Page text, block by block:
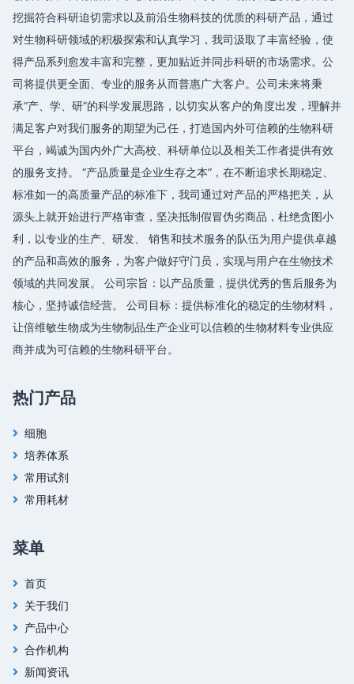
挖掘符合科研迫切需求以及前沿生物科技的优质的科研产品，通过
对生物科研领域的积极探索和认真学习，我司汲取了丰富经验，使
得产品系列愈发丰富和完整，更加贴近并同步科研的市场需求。公
司将提供更全面、专业的服务从而普惠广大客户。公司未来将秉
承“产、学、研”的科学发展思路，以切实从客户的角度出发，理解并
满足客户对我们服务的期望为己任，打造国内外可信赖的生物科研
平台，竭诚为国内外广大高校、科研单位以及相关工作者提供有效
的服务支持。 “产品质量是企业生存之本”，在不断追求长期稳定、
标准如一的高质量产品的标准下，我司通过对产品的严格把关，从
源头上就开始进行严格审查，坚决抵制假冒伪劣商品，杜绝贪图小
利，以专业的生产、研发、 销售和技术服务的队伍为用户提供卓越
的产品和高效的服务，为客户做好守门员，实现与用户在生物技术
领域的共同发展。 公司宗旨：以产品质量，提供优秀的售后服务为
核心，坚持诚信经营。 公司目标：提供标准化的稳定的生物材料，
让倍维敏生物成为生物制品生产企业可以信赖的生物材料专业供应
商并成为可信赖的生物科研平台。
热门产品
细胞
培养体系
常用试剂
常用耗材
菜单
首页
关于我们
产品中心
合作机构
新闻资讯